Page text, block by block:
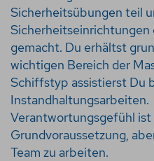
Sicherheitsübungen teil
gemacht. Du erhältst
wichtigen Bereich der
Schiffstyp assistierst Du
Instandhaltungsarbeiten.
Verantwortungsgefühl ist
Grundvoraussetzung,
Team zu arbeiten.